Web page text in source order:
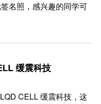
名照，感兴趣的同学可
缓震科技
CELL 缓震科技，这